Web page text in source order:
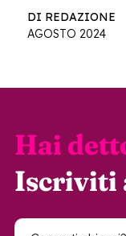
DI REDAZIONE
AGOSTO 2024
Hai
Iscriviti